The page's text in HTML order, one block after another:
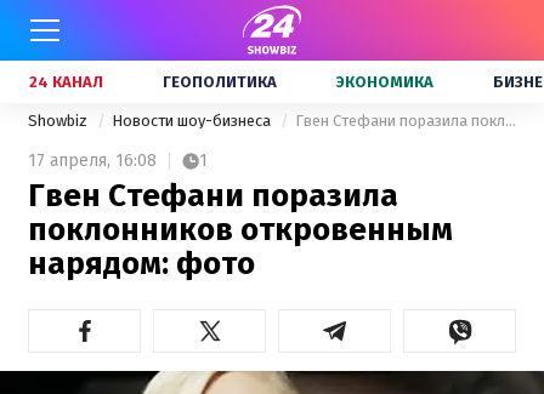
24 КАНАЛ ГЕОПОЛИТИКА ЭКОНОМИКА
Showbiz Новости шоу-бизнеса Гвен Стефани поразила поклонников откровенным нарядом: фото
17 апреля, 16:08 1
Гвен Стефани поразила
поклонников откровенным
нарядом: фото